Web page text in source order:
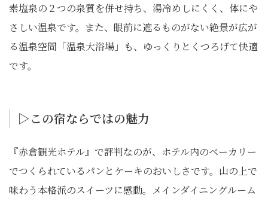
素塩泉の２つの泉質を併せ持ち、湯冷めしにくく、体にや
さしい温泉です。また、眼前に遮るものがない絶景が広が
る温泉空間「温泉大浴場」も、ゆっくりとくつろげて快適
です。
▷この宿ならではの魅⼒
『赤倉観光ホテル』で評判なのが、ホテル内のベーカリー
でつくられているパンとケーキのおいしさです。山の上で
味わう本格派のスイーツに感動。メインダイニングルーム